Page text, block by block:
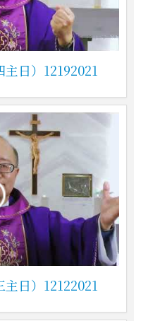
日）12192021
日）12122021